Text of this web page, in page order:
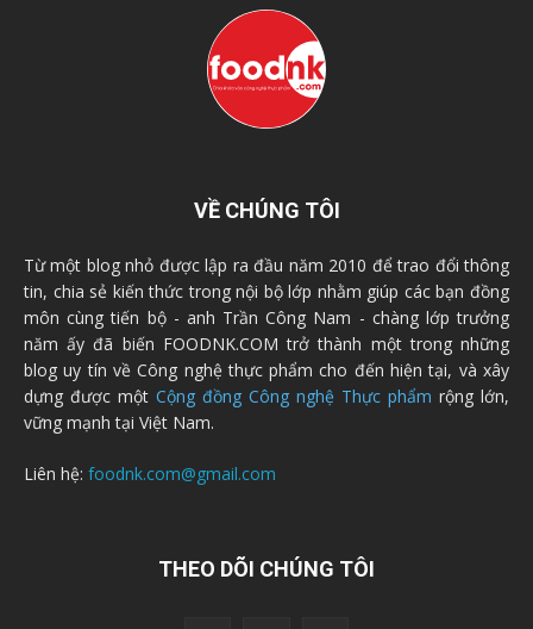
VỀ CHÚNG TÔI
Từ một blog nhỏ được lập ra đầu năm 2010 để trao đổi thông
tin, chia sẻ kiến thức trong nội bộ lớp nhằm giúp các bạn đồng
môn cùng tiến bộ - anh Trần Công Nam - chàng lớp trưởng
năm ấy đã biến FOODNK.COM trở thành một trong những
blog uy tín về Công nghệ thực phẩm cho đến hiện tại, và xây
dựng được một Cộng đồng Công nghệ Thực phẩm rộng lớn,
vững mạnh tại Việt Nam.
Liên hệ: foodnk.com@gmail.com
THEO DÕI CHÚNG TÔI